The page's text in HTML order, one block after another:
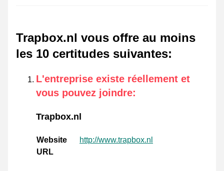
Trapbox.nl vous offre au moins
les 10 certitudes suivantes:
L'entreprise existe réellement et
vous pouvez joindre:
Trapbox.nl
Website
URL
http://www.trapbox.nl